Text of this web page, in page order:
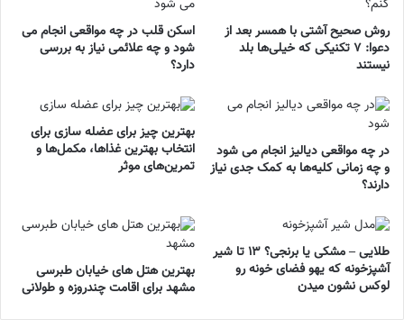
روش صحیح آشتی با همسر بعد از
دعوا: ۷ تکنیکی که خیلی‌ها بلد
نیستند
اسکن قلب در چه مواقعی انجام می
شود و چه علائمی نیاز به بررسی
دارد؟
در چه مواقعی دیالیز انجام می شود
و چه زمانی کلیه‌ها به کمک جدی نیاز
دارند؟
بهترین چیز برای عضله سازی برای
انتخاب بهترین غذاها، مکمل‌ها و
تمرین‌های موثر
طلایی – مشکی یا برنجی؟ ۱۳ تا شیر
آشپزخونه که یهو فضای خونه رو
لوکس نشون میدن
بهترین هتل های خیابان طبرسی
مشهد برای اقامت چندروزه و طولانی